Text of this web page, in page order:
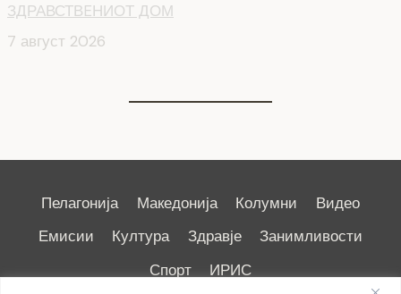
ЗДРАВСТВEНИОТ ДОМ
7 август 2026
Пелагонија Македонија Колумни
Видео
Емисии
Култура Здравје
Занимливости
Спорт
ИРИС